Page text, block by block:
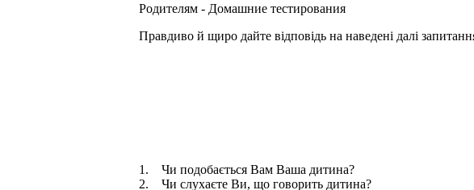
Родителям - Домашние тестирования
Правдиво й щиро дайте відповідь на наведені далі
1. Чи подобається Вам Ваша дитина?
2. Чи слухаєте Ви, що говорить дитина?